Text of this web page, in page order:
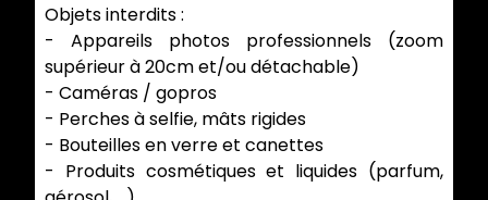
Objets interdits :
- Appareils photos professionnels (zoom
supérieur à 20cm et/ou détachable)
- Caméras / gopros
- Perches à selfie, mâts rigides
- Bouteilles en verre et canettes
- Produits cosmétiques et liquides (parfum,